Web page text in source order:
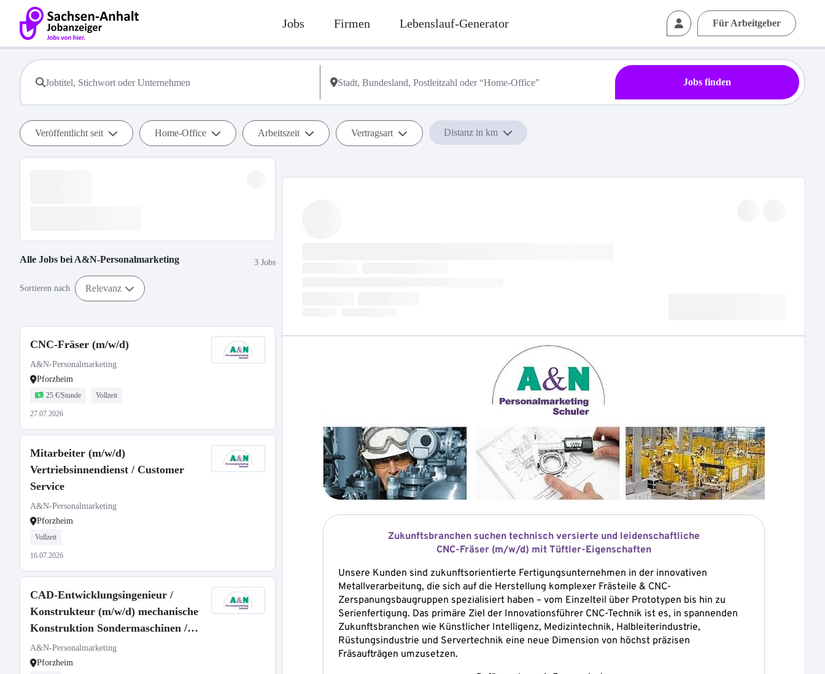
Jobs Firmen Lebenslauf-Generator Für Arbeitgeber
Jobs finden
Veröffentlicht seit Home-Office Arbeitszeit Vertragsart Distanz in km
Alle Jobs bei A&N-Personalmarketing 3 Jobs
Sortieren nach Relevanz
CNC-Fräser (m/w/d)
A&N-Personalmarketing
Pforzheim
25 €/Stunde Vollzeit
27.07.2026
Mitarbeiter (m/w/d)
Vertriebsinnendienst / Customer
Service
A&N-Personalmarketing
Pforzheim
Vollzeit
16.07.2026
CAD-Entwicklungsingenieur /
Konstrukteur (m/w/d) mechanische
Konstruktion Sondermaschinen /
verfahrenstechnischer
Sonderanlagenbau
A&N-Personalmarketing
Pforzheim